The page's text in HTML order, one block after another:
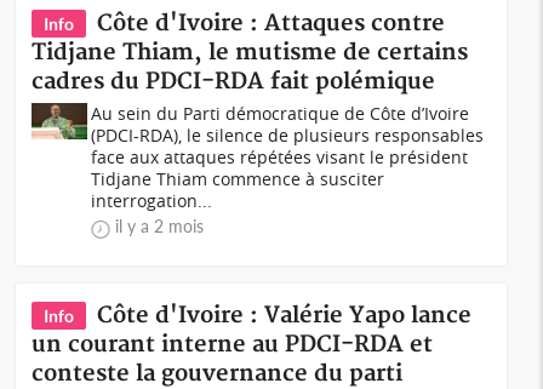
Info
Côte d'Ivoire : Attaques contre
Tidjane Thiam, le mutisme de certains
cadres du PDCI-RDA fait polémique
Au sein du Parti démocratique de Côte d’Ivoire
(PDCI-RDA), le silence de plusieurs responsables
face aux attaques répétées visant le président
Tidjane Thiam commence à susciter
interrogation...
il y a 2 mois
Info
Côte d'Ivoire : Valérie Yapo lance
un courant interne au PDCI-RDA et
conteste la gouvernance du parti